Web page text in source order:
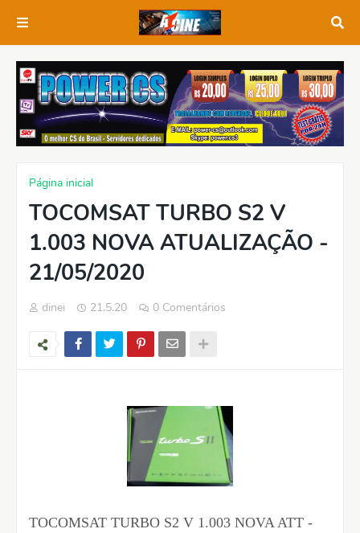
Página inicial
TOCOMSAT TURBO S2 V
1.003 NOVA ATUALIZAÇÃO -
21/05/2020
dinei 21.5.20 0 Comentários
TOCOMSAT TURBO S2 V 1.003 NOVA ATT -